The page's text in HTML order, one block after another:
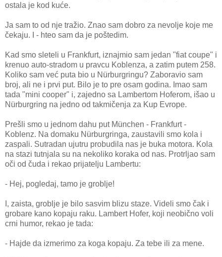
ostala je kod kuće.
Ja sam to od nje tražio. Znao sam dobro za nevolje koje me
čekaju. I - hteo sam da je poštedim.
Kad smo sleteli u Frankfurt, iznajmio sam jedan "fiat coupe" i
krenuo auto-stradom u pravcu Koblenza, a zatim putem 258.
Koliko sam već puta bio u Nürburgringu? Zaboravio sam
broj, ali ne i prvi put. Bilo je to pre osam godina. Imao sam
tada "mini cooper" i, zajedno sa Lambertom Hoferom, išao u
Nürburgring na jedno od takmičenja za Kup Evrope.
Prešli smo u jednom dahu put München - Frankfurt -
Koblenz. Na domaku Nürburgringa, zaustavili smo kola i
zaspali. Sutradan ujutru probudila nas je buka motora. Kola
na stazi tutnjala su na nekoliko koraka od nas. Protrljao sam
oči od čuda i rekao prijatelju Lambertu:
- Hej, pogledaj, tamo je groblje!
I, zaista, groblje je bilo sasvim blizu staze. Videli smo čak i
grobare kano kopaju raku. Lambert Hofer, koji neobično voli
crni humor, rekao je tada:
- Hajde da izmerimo za koga kopaju. Za tebe ili za mene.